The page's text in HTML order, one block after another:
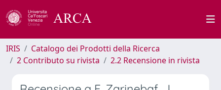
IRIS
Catalogo dei Prodotti della Ricerca
2 Contributo su rivista
2.2 Recensione in rivista